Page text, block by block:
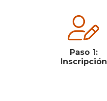
Paso 1:
Inscripción